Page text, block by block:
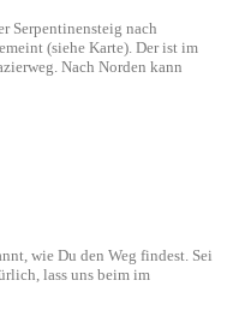
Serpentinensteig nach
(siehe Karte). Der ist im
Nach Norden kann
wie Du den Weg findest. Sei
lass uns beim im